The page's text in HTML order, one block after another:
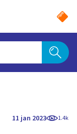
11 jan 2023 1.4k